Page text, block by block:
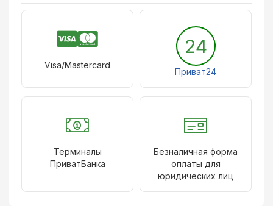
Visa/Mastercard
24
Приват24
Терминалы
ПриватБанка
Безналичная форма
оплаты для
юридических лиц